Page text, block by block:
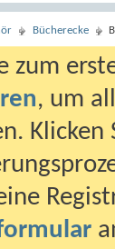
Bücherecke
zum
, um